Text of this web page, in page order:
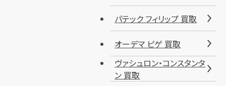
パテック フィリップ 買取
オーデマ ピゲ 買取
ヴァシュロン・コンスタンタ
ン 買取